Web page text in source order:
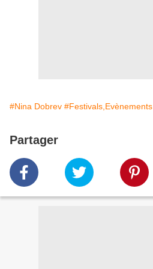
#Nina Dobrev #Festivals,Evènements
Partager